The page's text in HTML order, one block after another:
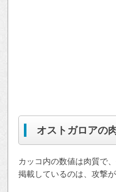
オストガロアの
カッコ内の数値は肉質で
掲載しているのは、攻撃